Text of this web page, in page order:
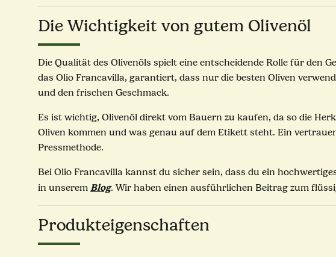
Die Wichtigkeit von gutem Olivenöl
Die Qualität des Olivenöls spielt eine entscheidende Rolle für den
das Olio Francavilla, garantiert, dass nur die besten Oliven
und den frischen Geschmack.
Es ist wichtig, Olivenöl direkt vom Bauern zu kaufen, da so die
Oliven kommen und was genau auf dem Etikett steht. Ein
Pressmethode.
Bei Olio Francavilla kannst du sicher sein, dass du ein
in unserem Blog. Wir haben einen ausführlichen Beitrag zum
Produkteigenschaften